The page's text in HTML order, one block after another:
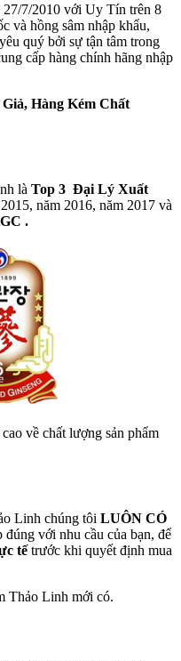
7/2010 với Uy Tín trên 8
và hồng sâm nhập khẩu,
quý bởi sự tận tâm trong
cấp hàng chính hãng nhập
Hàng Kém Chất
là Top 3 Đại Lý Xuất
năm 2016, năm 2017 và
.
về chất lượng sản phẩm
Linh chúng tôi LUÔN CÓ
đúng với nhu cầu của bạn, để
tếtrước khi quyết định mua
Thảo Linh mới có.